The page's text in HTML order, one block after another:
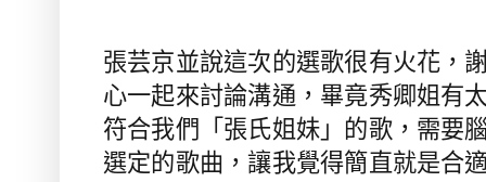
張芸京並說這次的選歌很有火花，
心一起來討論溝通，畢竟秀卿姐有
符合我們「張氏姐妹」的歌，需要
選定的歌曲，讓我覺得簡直就是合